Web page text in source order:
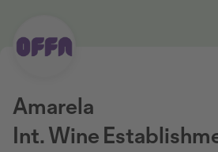
Amarela
Int. Wine